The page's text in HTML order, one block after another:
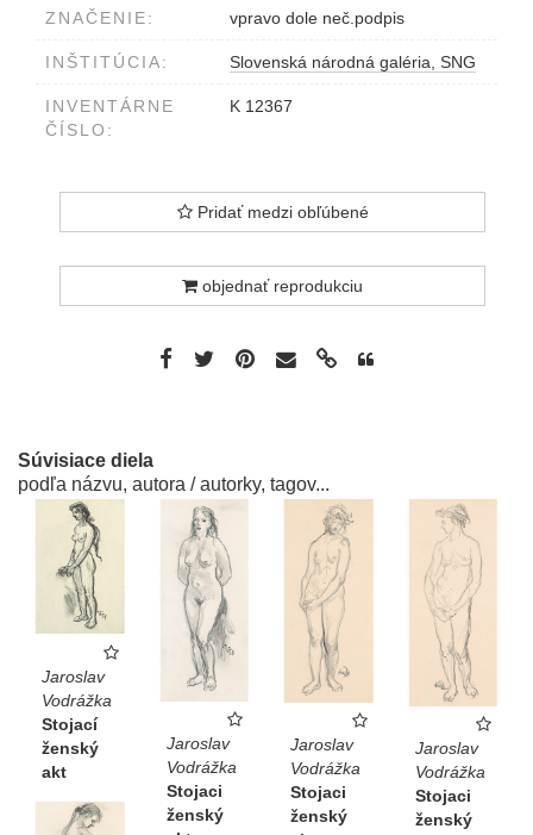
ZNAČENIE: vpravo dole neč.podpis
INŠTITÚCIA: Slovenská národná galéria, SNG
INVENTÁRNE
ČÍSLO:
K 12367
Pridať medzi obľúbené
objednať reprodukciu
Súvisiace diela
podľa názvu, autora / autorky, tagov...
Jaroslav
Vodrážka
Stojací
ženský
akt
Jaroslav
Vodrážka
Stojaci
ženský
Jaroslav
Vodrážka
Stojaci
ženský
Jaroslav
Vodrážka
Stojaci
ženský